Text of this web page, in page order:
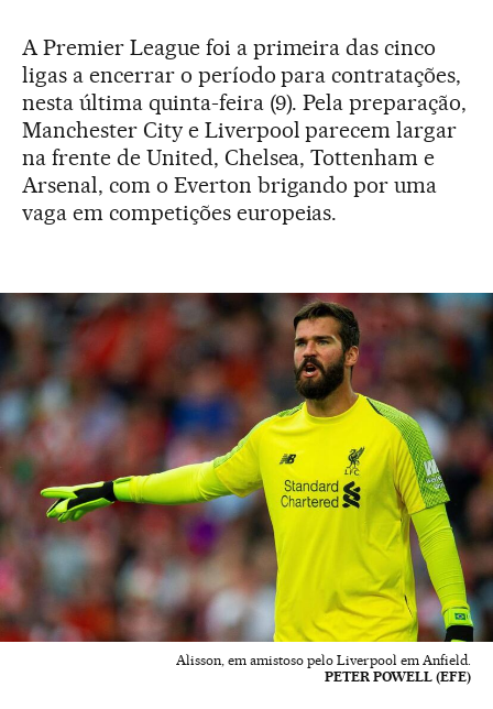
A Premier League foi a primeira das cinco
ligas a encerrar o período para contratações,
nesta última quinta-feira (9). Pela preparação,
Manchester City e Liverpool parecem largar
na frente de United, Chelsea, Tottenham e
Arsenal, com o Everton brigando por uma
vaga em competições europeias.
Alisson, em amistoso pelo Liverpool em Anfield.
PETER POWELL (EFE)